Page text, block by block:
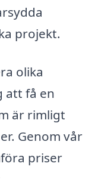
projekt.
olika
att få en
är rimligt
Genom vår
priser